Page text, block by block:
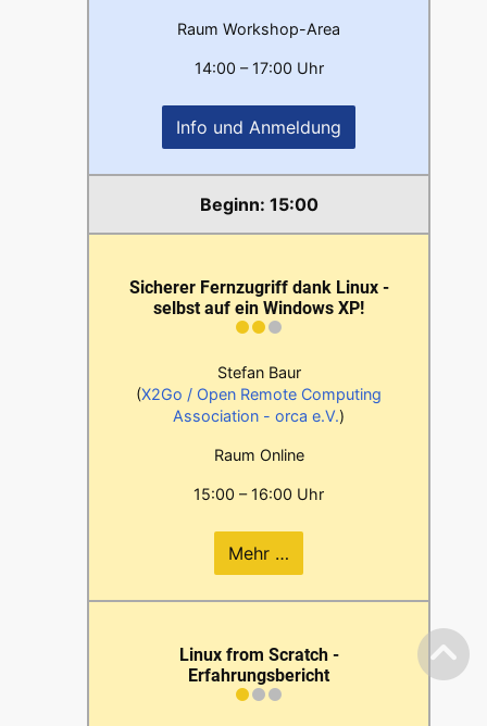
Raum Workshop-Area
14:00 – 17:00 Uhr
Info und Anmeldung
15:00
Sicherer Fernzugriff dank Linux -
selbst auf ein Windows XP!
Stefan Baur
(X2Go / Open Remote Computing
Association - orca e.V.)
Raum Online
15:00 – 16:00 Uhr
Mehr …
Linux from Scratch -
Erfahrungsbericht